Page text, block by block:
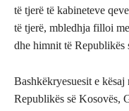
të tjerë të kabineteve
të tjerë, mbledhja filloi
dhe himnit të Republikës
Bashkëkryesuesit e
Republikës së Kosovës,